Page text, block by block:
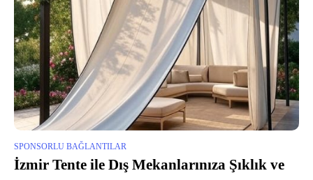
SPONSORLU BAĞLANTILAR
İzmir Tente ile Dış Mekanlarınıza Şıklık ve